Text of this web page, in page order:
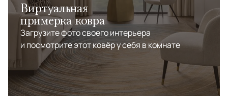
Виртуальная
примерка ковра
Загрузите фото своего интерьера
и посмотрите этот ковёр у себя в комнате